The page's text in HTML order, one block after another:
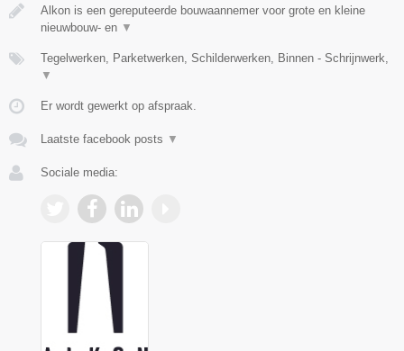
Alkon is een gereputeerde bouwaannemer voor grote en kleine
nieuwbouw- en ▼
Tegelwerken, Parketwerken, Schilderwerken, Binnen - Schrijnwerk,
▼
Er wordt gewerkt op afspraak.
Laatste facebook posts ▼
Sociale media: